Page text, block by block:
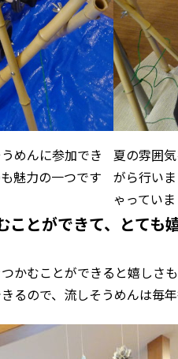
めんに参加でき
魅力の一つです
夏の雰囲
がら行い
ゃっていま
ことができて、とても
かむことができると嬉しさ
るので、流しそうめんは毎